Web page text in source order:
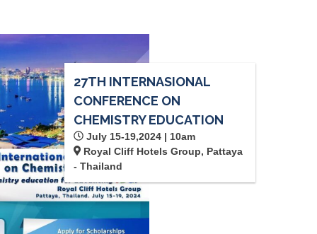
27TH INTERNASIONAL
CONFERENCE ON
CHEMISTRY EDUCATION
July 15-19,2024 | 10am
Royal Cliff Hotels Group, Pattaya
- Thailand